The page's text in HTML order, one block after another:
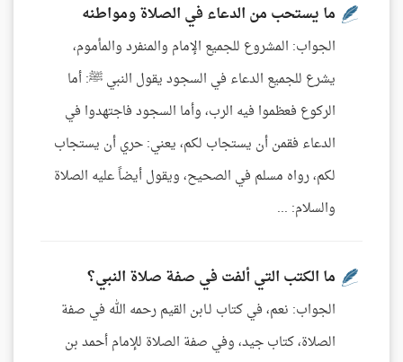
ما يستحب من الدعاء في الصلاة ومواطنه
الجواب: المشروع للجميع الإمام والمنفرد والمأموم،
يشرع للجميع الدعاء في السجود يقول النبي ﷺ: أما
الركوع فعظموا فيه الرب، وأما السجود فاجتهدوا في
الدعاء فقمن أن يستجاب لكم، يعني: حري أن يستجاب
لكم، رواه مسلم في الصحيح، ويقول أيضاً عليه الصلاة
والسلام: ...
ما الكتب التي ألفت في صفة صلاة النبي؟
الجواب: نعم، في كتاب لـابن القيم رحمه الله في صفة
الصلاة، كتاب جيد، وفي صفة الصلاة للإمام أحمد بن